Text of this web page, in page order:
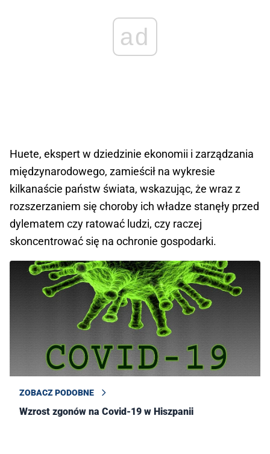
ad
Huete, ekspert w dziedzinie ekonomii i zarządzania
międzynarodowego, zamieścił na wykresie
kilkanaście państw świata, wskazując, że wraz z
rozszerzaniem się choroby ich władze stanęły przed
dylematem czy ratować ludzi, czy raczej
skoncentrować się na ochronie gospodarki.
ZOBACZ PODOBNE
Wzrost zgonów na Covid-19 w Hiszpanii